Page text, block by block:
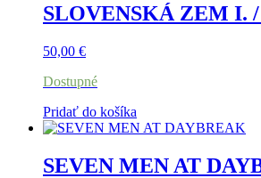
SLOVENSKÁ ZEM I.
50,00 €
Dostupné
Pridať do košíka
SEVEN MEN AT